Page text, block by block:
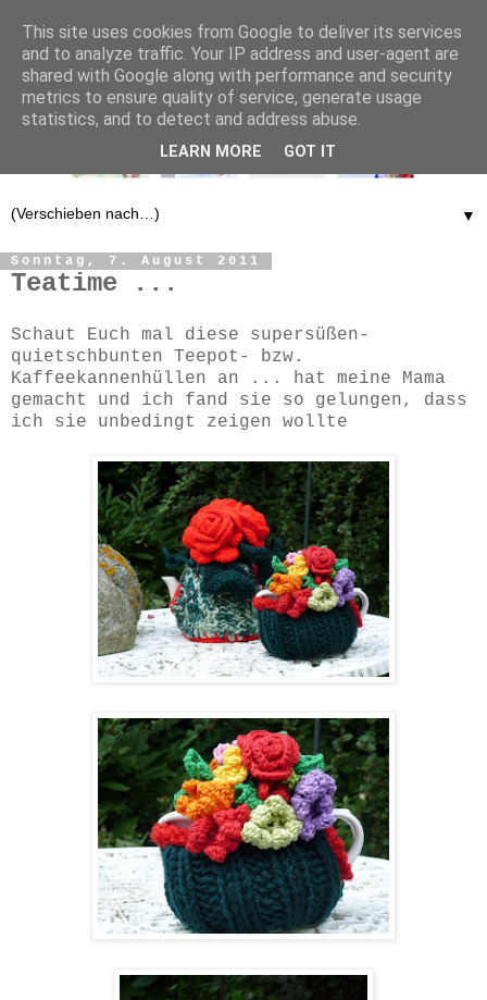
▼
Sonntag, 7. August 2011
Teatime ...
Schaut Euch mal diese supersüßen-
quietschbunten Teepot- bzw.
Kaffeekannenhüllen an ... hat meine Mama
gemacht und ich fand sie so gelungen, dass
ich sie unbedingt zeigen wollte
This site uses cookies from Google to deliver its services
and to analyze traffic. Your IP address and user-agent are
shared with Google along with performance and security
metrics to ensure quality of service, generate usage
statistics, and to detect and address abuse.
LEARN MORE GOT IT